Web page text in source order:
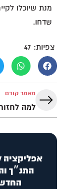
מנת שיוכלו
שדחו.
צפיות: 47
מאמר קודם
אפליקציה
התנ״ך